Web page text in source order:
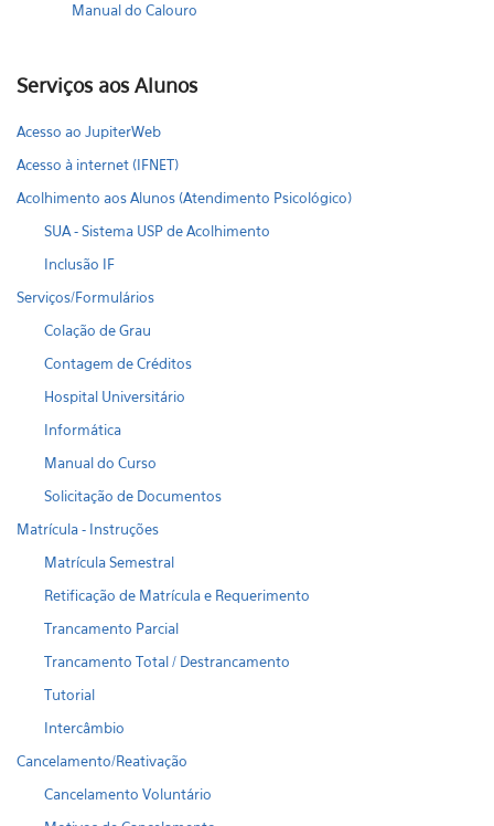
Manual do Calouro
Serviços aos Alunos
Acesso ao JupiterWeb
Acesso à internet (IFNET)
Acolhimento aos Alunos (Atendimento Psicológico)
SUA - Sistema USP de Acolhimento
Inclusão IF
Serviços/Formulários
Colação de Grau
Contagem de Créditos
Hospital Universitário
Informática
Manual do Curso
Solicitação de Documentos
Matrícula - Instruções
Matrícula Semestral
Retificação de Matrícula e Requerimento
Trancamento Parcial
Trancamento Total / Destrancamento
Tutorial
Intercâmbio
Cancelamento/Reativação
Cancelamento Voluntário